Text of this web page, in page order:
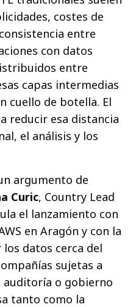
costes de
entre
con datos
entre
capas intermedias
cuello de botella. El
reducir esa distancia
el análisis y los
argumento de
Curic, Country Lead
el lanzamiento con
en Aragón y con la
datos cerca del
sujetas a
auditoría o gobierno
tanto como la